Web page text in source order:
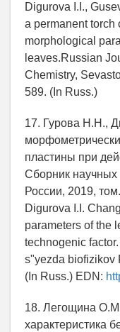
Digurova I.I.,
a permanent torch
morphological
leaves.Russian
Chemistry,
589. (In Russ.)
17. Гурова Н.Н.,
пластины при
Сборник научных
России, 2019,
Digurova I.I.
parameters of the
technogenic
s"yezda biofizikov
(In Russ.) EDN:
18. Легощина
характеристика